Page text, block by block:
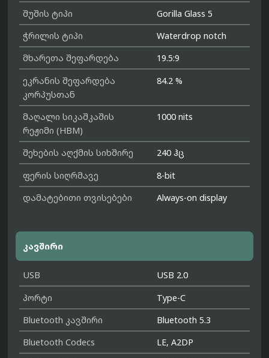
შუშის ტიპი
Gorilla Glass 5
ჭრილის ტიპი
Waterdrop notch
მხარეთა შეფარდება
19.5:9
ეკრანის შეფარდება
კორპუსთან
84.2 %
მაღალი სიკაშკაშის
რეჟიმი (HBM)
1000 nits
შეხების აღქმის სიხშირე
240 ჰც
ფერის სიღრმავე
8-bit
დამატებითი თვისებები
Always-on display
კავშირი
USB
USB 2.0
პორტი
Type-C
Bluetooth კავშირი
Bluetooth 5.3
Bluetooth Codecs
LE, A2DP